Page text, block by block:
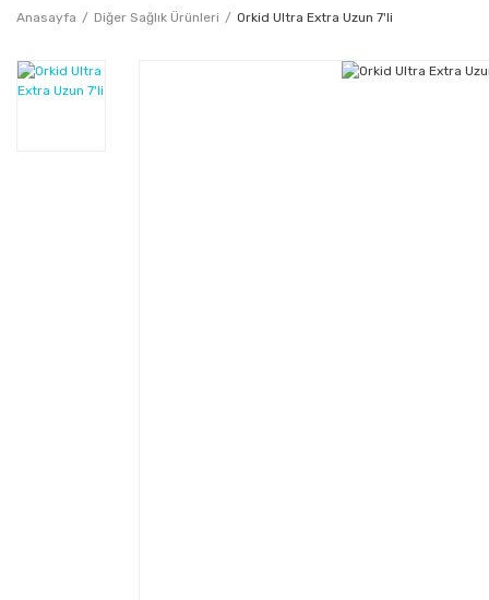
Anasayfa Diğer Sağlık Ürünleri Orkid Ultra Extra Uzun 7'li